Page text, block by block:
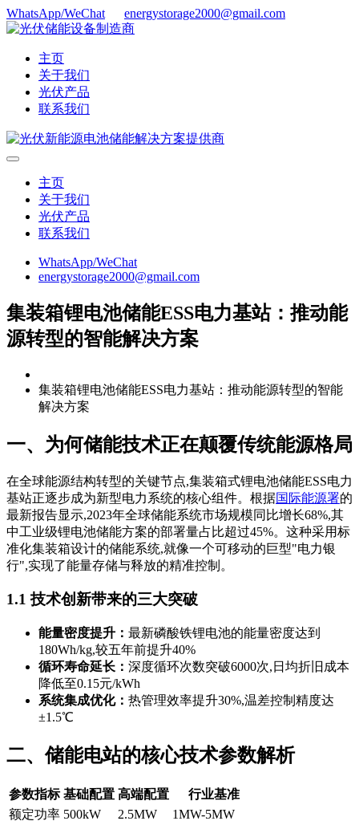
WhatsApp/WeChat energystorage2000@gmail.com
主页
关于我们
光伏产品
联系我们
主页
关于我们
光伏产品
联系我们
WhatsApp/WeChat
energystorage2000@gmail.com
集装箱锂电池储能ESS电力基站：推动能
源转型的智能解决方案
集装箱锂电池储能ESS电力基站：推动能源转型的智能
解决方案
一、为何储能技术正在颠覆传统能源格局
在全球能源结构转型的关键节点,集装箱式锂电池储能ESS电力
基站正逐步成为新型电力系统的核心组件。根据国际能源署的
最新报告显示,2023年全球储能系统市场规模同比增长68%,其
中工业级锂电池储能方案的部署量占比超过45%。这种采用标
准化集装箱设计的储能系统,就像一个可移动的巨型"电力银
行",实现了能量存储与释放的精准控制。
1.1 技术创新带来的三大突破
能量密度提升： 最新磷酸铁锂电池的能量密度达到
180Wh/kg,较五年前提升40%
循环寿命延长： 深度循环次数突破6000次,日均折旧成本
降低至0.15元/kWh
系统集成优化： 热管理效率提升30%,温差控制精度达
±1.5℃
二、储能电站的核心技术参数解析
参数指标 基础配置 高端配置
行业基准
额定功率 500kW 2.5MW
1MW-5MW